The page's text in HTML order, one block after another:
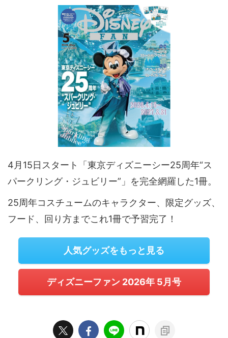
4月15日スタート「東京ディズニーシー25周年“ス
パークリング・ジュビリー”」を完全網羅した1冊。
25周年コスチュームのキャラクター、限定グッズ、
フード、回り方までこれ1冊で予習完了！
人気グッズをもっと見る
ディズニーファン 2026年 5月号